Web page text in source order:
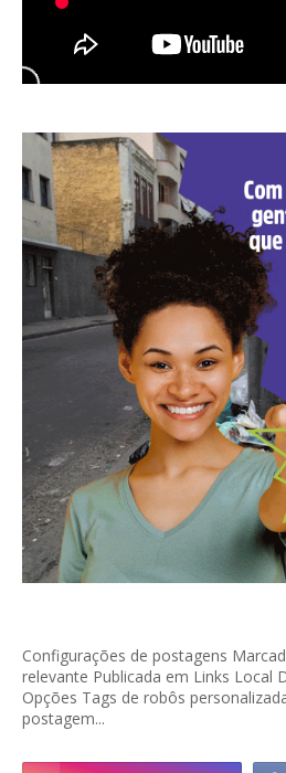
Configurações de postagens
relevante Publicada em Links Local
Opções Tags de robôs
postagem...